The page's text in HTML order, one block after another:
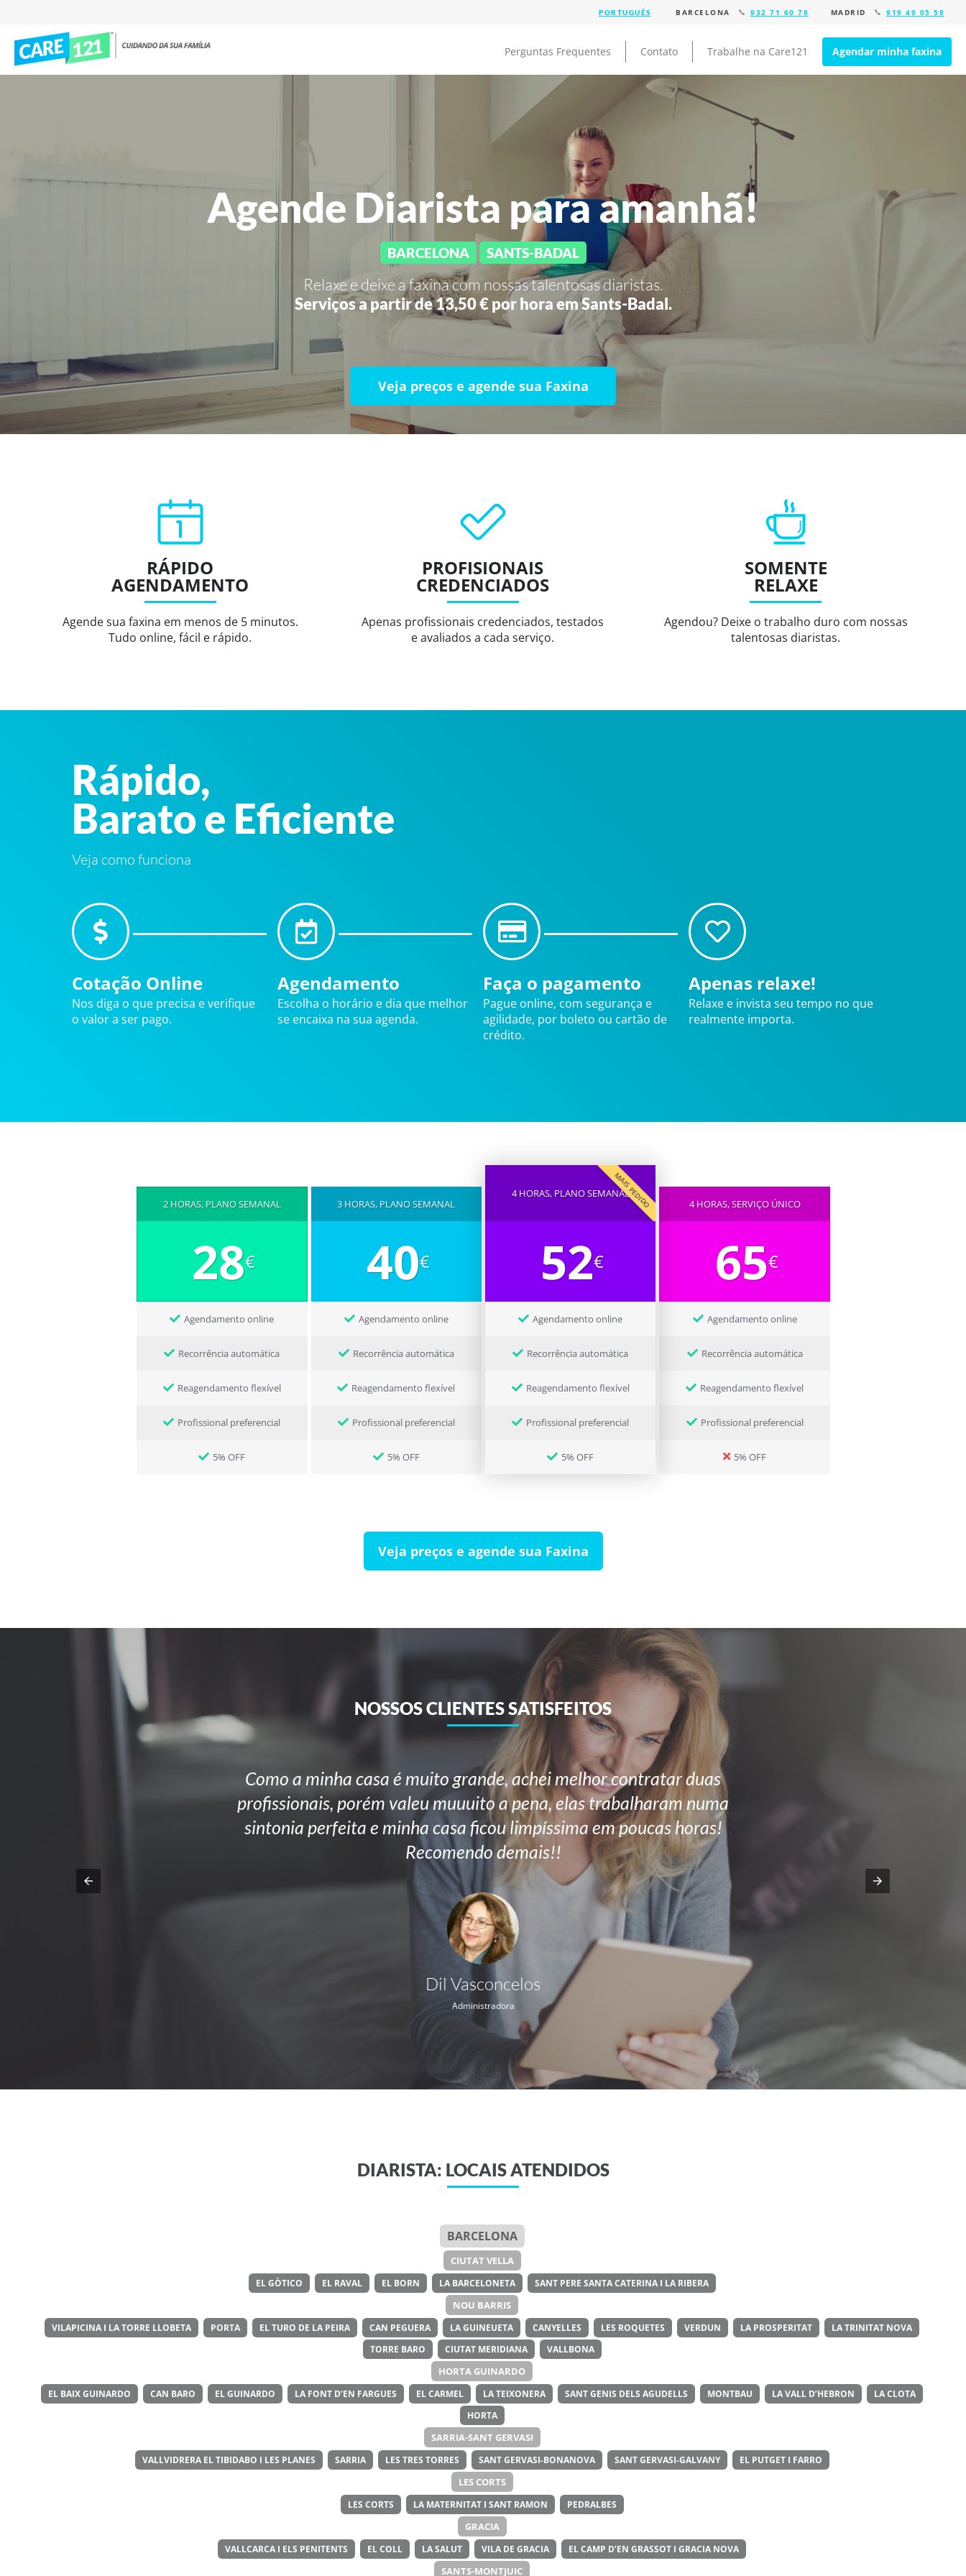
BARCELONA 932 71 60 78 MADRID 919 49 05 58
Perguntas Frequentes Contato Trabalhe na Care121 Agendar minha faxina
Agende Diarista para amanhã!
BARCELONA SANTS-BADAL
Relaxe e deixe a faxina com nossas talentosas diaristas.
Serviços a partir de 13,50 € por hora emSants-Badal.
Veja preços e agende sua Faxina
RÁPIDO
AGENDAMENTO
Agende sua faxina em menos de 5 minutos.
Tudo online, fácil e rápido.
PROFISIONAIS
CREDENCIADOS
Apenas profissionais credenciados, testados
e avaliados a cada serviço.
SOMENTE
RELAXE
Agendou? Deixe o trabalho duro com nossas
talentosas diaristas.
Rápido,
Barato e Eficiente
Veja como funciona
Cotação Online
Nos diga o que precisa e verifique
o valor a ser pago.
Agendamento
Escolha o horário e dia que melhor
se encaixa na sua agenda.
Faça o pagamento
Pague online, com segurança e
agilidade, por boleto ou cartão de
crédito.
Apenas relaxe!
Relaxe e invista seu tempo no que
realmente importa.
2 HORAS, PLANO SEMANAL
28€
Agendamento online
Recorrência automática
Reagendamento flexível
Profissional preferencial
5% OFF
3 HORAS, PLANO SEMANAL
40€
Agendamento online
Recorrência automática
Reagendamento flexível
Profissional preferencial
5% OFF
MAIS PEDIDO
4 HORAS, PLANO SEMANAL
52€
Agendamento online
Recorrência automática
Reagendamento flexível
Profissional preferencial
5% OFF
4 HORAS, SERVIÇO ÚNICO
65€
Agendamento online
Recorrência automática
Reagendamento flexível
Profissional preferencial
5% OFF
Veja preços e agende sua Faxina
NOSSOS CLIENTES SATISFEITOS
Como a minha casa é muito grande, achei melhor contratar duas
profissionais, porém valeu muuuito a pena, elas trabalharam numa
sintonia perfeita e minha casa ficou limpíssima em poucas horas!
Recomendo demais!!
Dil Vasconcelos
Administradora
DIARISTA: LOCAIS ATENDIDOS
BARCELONA
CIUTAT VELLA
EL GÒTICO EL RAVAL EL BORN LA BARCELONETA SANT PERE SANTA CATERINA I LA RIBERA
NOU BARRIS
VILAPICINA I LA TORRE LLOBETA PORTA EL TURO DE LA PEIRA CAN PEGUERA LA GUINEUETA CANYELLES LES ROQUETES VERDUN LA PROSPERITAT
LA TRINITAT NOVA
TORRE BARO
CIUTAT MERIDIANA VALLBONA
HORTA GUINARDO
EL BAIX GUINARDO CAN BARO EL GUINARDO LA FONT D’EN FARGUES EL CARMEL LA TEIXONERA SANT GENIS DELS AGUDELLS MONTBAU LA VALL D’HEBRON
LA CLOTA
HORTA
SARRIA-SANT GERVASI
VALLVIDRERA EL TIBIDABO I LES PLANES SARRIA LES TRES TORRES SANT GERVASI-BONANOVA SANT GERVASI-GALVANY EL PUTGET I FARRO
LES CORTS
LES CORTS LA MATERNITAT I SANT RAMON PEDRALBES
GRACIA
VALLCARCA I ELS PENITENTS EL COLL LA SALUT VILA DE GRACIA EL CAMP D’EN GRASSOT I GRACIA NOVA
SANTS-MONTJUIC